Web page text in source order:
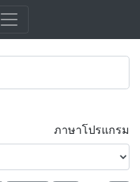
ภาษาโปรแกรม